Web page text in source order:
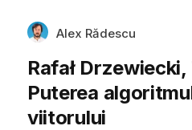
Alex Rădescu
Rafał Drzewiecki,
Puterea
viitorului